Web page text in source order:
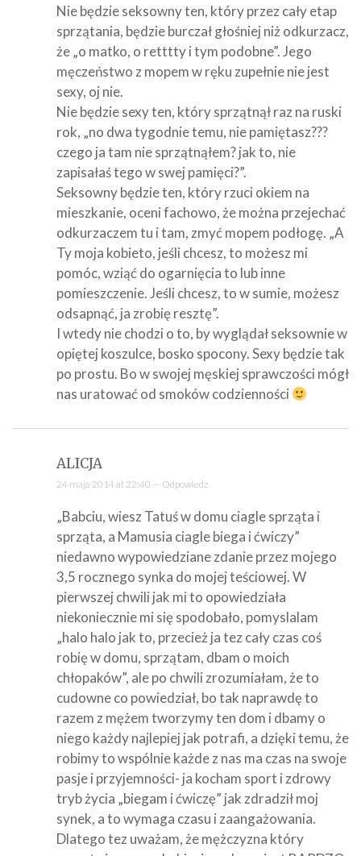
Nie będzie seksowny ten, który przez cały etap
sprzątania, będzie burczał głośniej niż odkurzacz,
że „o matko, o retttty i tym podobne”. Jego
męczeństwo z mopem w ręku zupełnie nie jest
sexy, oj nie.
Nie będzie sexy ten, który sprzątnął raz na ruski
rok, „no dwa tygodnie temu, nie pamiętasz???
czego ja tam nie sprzątnąłem? jak to, nie
zapisałaś tego w swej pamięci?”.
Seksowny będzie ten, który rzuci okiem na
mieszkanie, oceni fachowo, że można przejechać
odkurzaczem tu i tam, zmyć mopem podłogę. „A
Ty moja kobieto, jeśli chcesz, to możesz mi
pomóc, wziąć do ogarnięcia to lub inne
pomieszczenie. Jeśli chcesz, to w sumie, możesz
odsapnąć, ja zrobię resztę”.
I wtedy nie chodzi o to, by wyglądał seksownie w
opiętej koszulce, bosko spocony. Sexy będzie tak
po prostu. Bo w swojej męskiej sprawczości mógł
nas uratować od smoków codzienności
ALICJA
24 maja 2014 at 22:40 — Odpowiedz
„Babciu, wiesz Tatuś w domu ciagle sprząta i
sprząta, a Mamusia ciagle biega i ćwiczy”
niedawno wypowiedziane zdanie przez mojego
3,5 rocznego synka do mojej teściowej. W
pierwszej chwili jak mi to opowiedziała
niekoniecznie mi się spodobało, pomyslalam
„halo halo jak to, przecież ja tez cały czas coś
robię w domu, sprzątam, dbam o moich
chłopaków”, ale po chwili zrozumiałam, że to
cudowne co powiedział, bo tak naprawdę to
razem z mężem tworzymy ten dom i dbamy o
niego każdy najlepiej jak potrafi, a dzięki temu, że
robimy to wspólnie każde z nas ma czas na swoje
pasje i przyjemności- ja kocham sport i zdrowy
tryb życia „biegam i ćwiczę” jak zdradził moj
synek, a to wymaga czasu i zaangażowania.
Dlatego tez uważam, że mężczyzna który